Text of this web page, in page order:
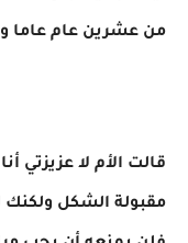
من عشرين عام عاما
قالت الأم لا عزيزتي
مقبولة الشكل ولكنك